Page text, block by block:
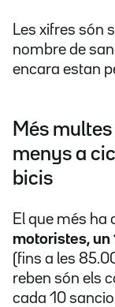
Les xifres són
nombre de
encara estan
Més
menys a
bicis
El que més ha
motoristes, un
(fins a les
reben són els
cada 10